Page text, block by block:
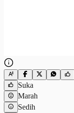
Suka
Marah
Sedih